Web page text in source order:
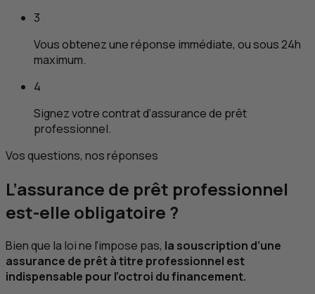
3
Vous obtenez une réponse immédiate, ou sous 24h
maximum.
4
Signez votre contrat d’assurance de prêt
professionnel.
Vos questions, nos réponses
L’assurance de prêt professionnel
est-elle obligatoire ?
Bien que la loi ne l’impose pas, la souscription d’une
assurance de prêt à titre professionnel est
indispensable pour l’octroi du financement.